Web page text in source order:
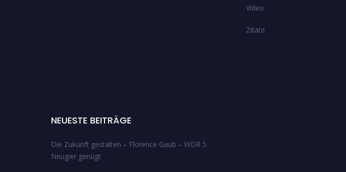
Video
Zitate
NEUESTE BEITRÄGE
Die Zukunft gestalten – Florence Gaub – WDR 5
Neugier genügt